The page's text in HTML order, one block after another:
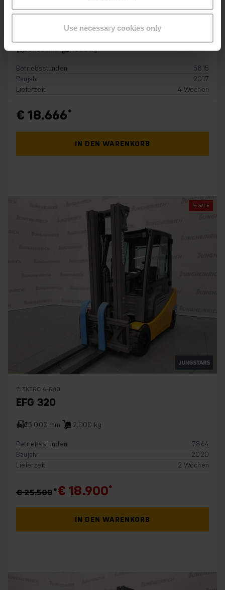
Use necessary cookies only
ELEKTRO 3-RAD
3.100 mm
1.800 kg
Betriebsstunden
5815
Baujahr
2017
Lieferzeit
4 Wochen
€ 18.666
IN DEN WARENKORB
% SALE
ELEKTRO 4-RAD
EFG 320
5.000 mm
2.000 kg
Betriebsstunden
7864
Baujahr
2020
Lieferzeit
2 Wochen
€ 25.500 € 18.900
IN DEN WARENKORB